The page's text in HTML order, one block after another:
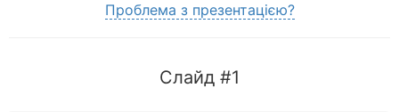
Проблема з презентацією?
Слайд #1